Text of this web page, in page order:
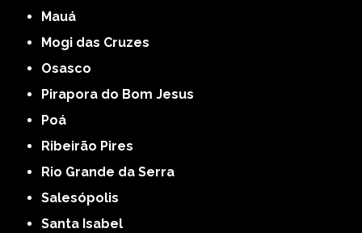
Mauá
Mogi das Cruzes
Osasco
Pirapora do Bom Jesus
Poá
Ribeirão Pires
Rio Grande da Serra
Salesópolis
Santa Isabel